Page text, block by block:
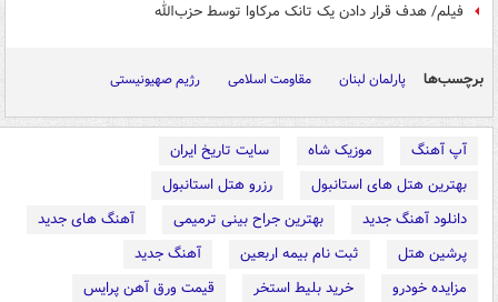
فیلم/ هدف قرار دادن یک تانک مرکاوا توسط حزب‌الله
برچسب‌ها پارلمان لبنان مقاومت اسلامی رژیم صهیونیستی
آپ آهنگ موزیک شاه
سایت تاریخ ایران
بهترین هتل های استانبول
رزرو هتل استانبول
دانلود آهنگ جدید
بهترین جراح بینی ترمیمی
آهنگ های جدید
پرشین هتل
ثبت نام بیمه اربعین
آهنگ جدید
مزایده خودرو
خرید بلیط استخر
قیمت ورق آهن پرایس